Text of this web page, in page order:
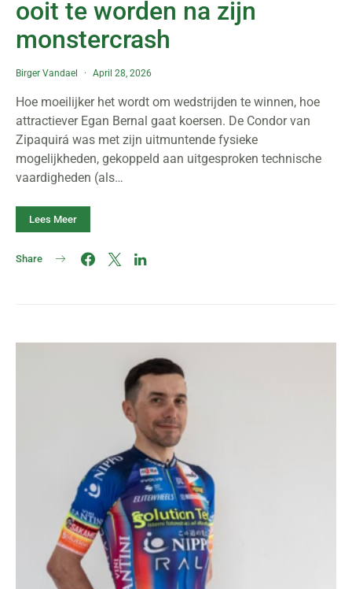
ooit te worden na zijn
monstercrash
Birger Vandael April 28, 2026
Hoe moeilijker het wordt om wedstrijden te winnen, hoe
attractiever Egan Bernal gaat koersen. De Condor van
Zipaquirá was met zijn uitmuntende fysieke
mogelijkheden, gekoppeld aan uitgesproken technische
vaardigheden (als…
Lees Meer
Share